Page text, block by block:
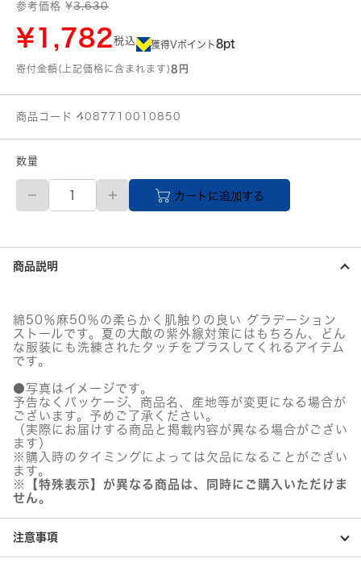
参考価格 ¥3,630
¥1,782税込 獲得Vポイント8pt
寄付金額(上記価格に含まれます)8円
商品コード 4087710010850
数量
綿
ラ
ダ
ム
ボ
ー
セ
ミ
ー
ル
/
ピ
ク
個
カートに追加する
商品説明
綿50％麻50％の柔らかく肌触りの良い グラデーション
ストールです。夏の大敵の紫外線対策にはもちろん、どん
な服装にも洗練されたタッチをプラスしてくれるアイテム
です。
●写真はイメージです。
予告なくパッケージ、商品名、産地等が変更になる場合が
ございます。予めご了承ください。
（実際にお届けする商品と掲載内容が異なる場合がござい
ます）
※購入時のタイミングによっては欠品になることがござい
ます。
※【特殊表示】が異なる商品は、同時にご購入いただけま
せん。
注意事項